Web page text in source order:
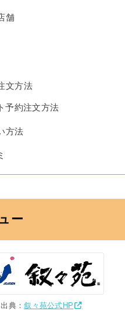
舗
文方法
予約注文方法
方法
ー
出典：叙々苑公式HP